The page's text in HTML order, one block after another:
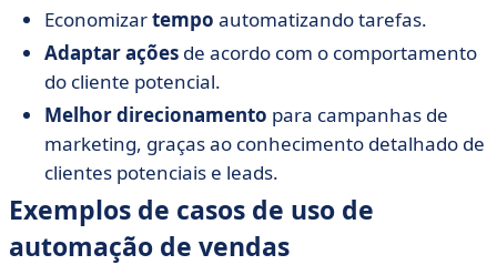
Economizartempo automatizando tarefas.
Adaptar ações de acordo com o comportamento
do cliente potencial.
Melhor direcionamento para campanhas de
marketing, graças ao conhecimento detalhado de
clientes potenciais e leads.
Exemplos de casos de uso de
automação de vendas